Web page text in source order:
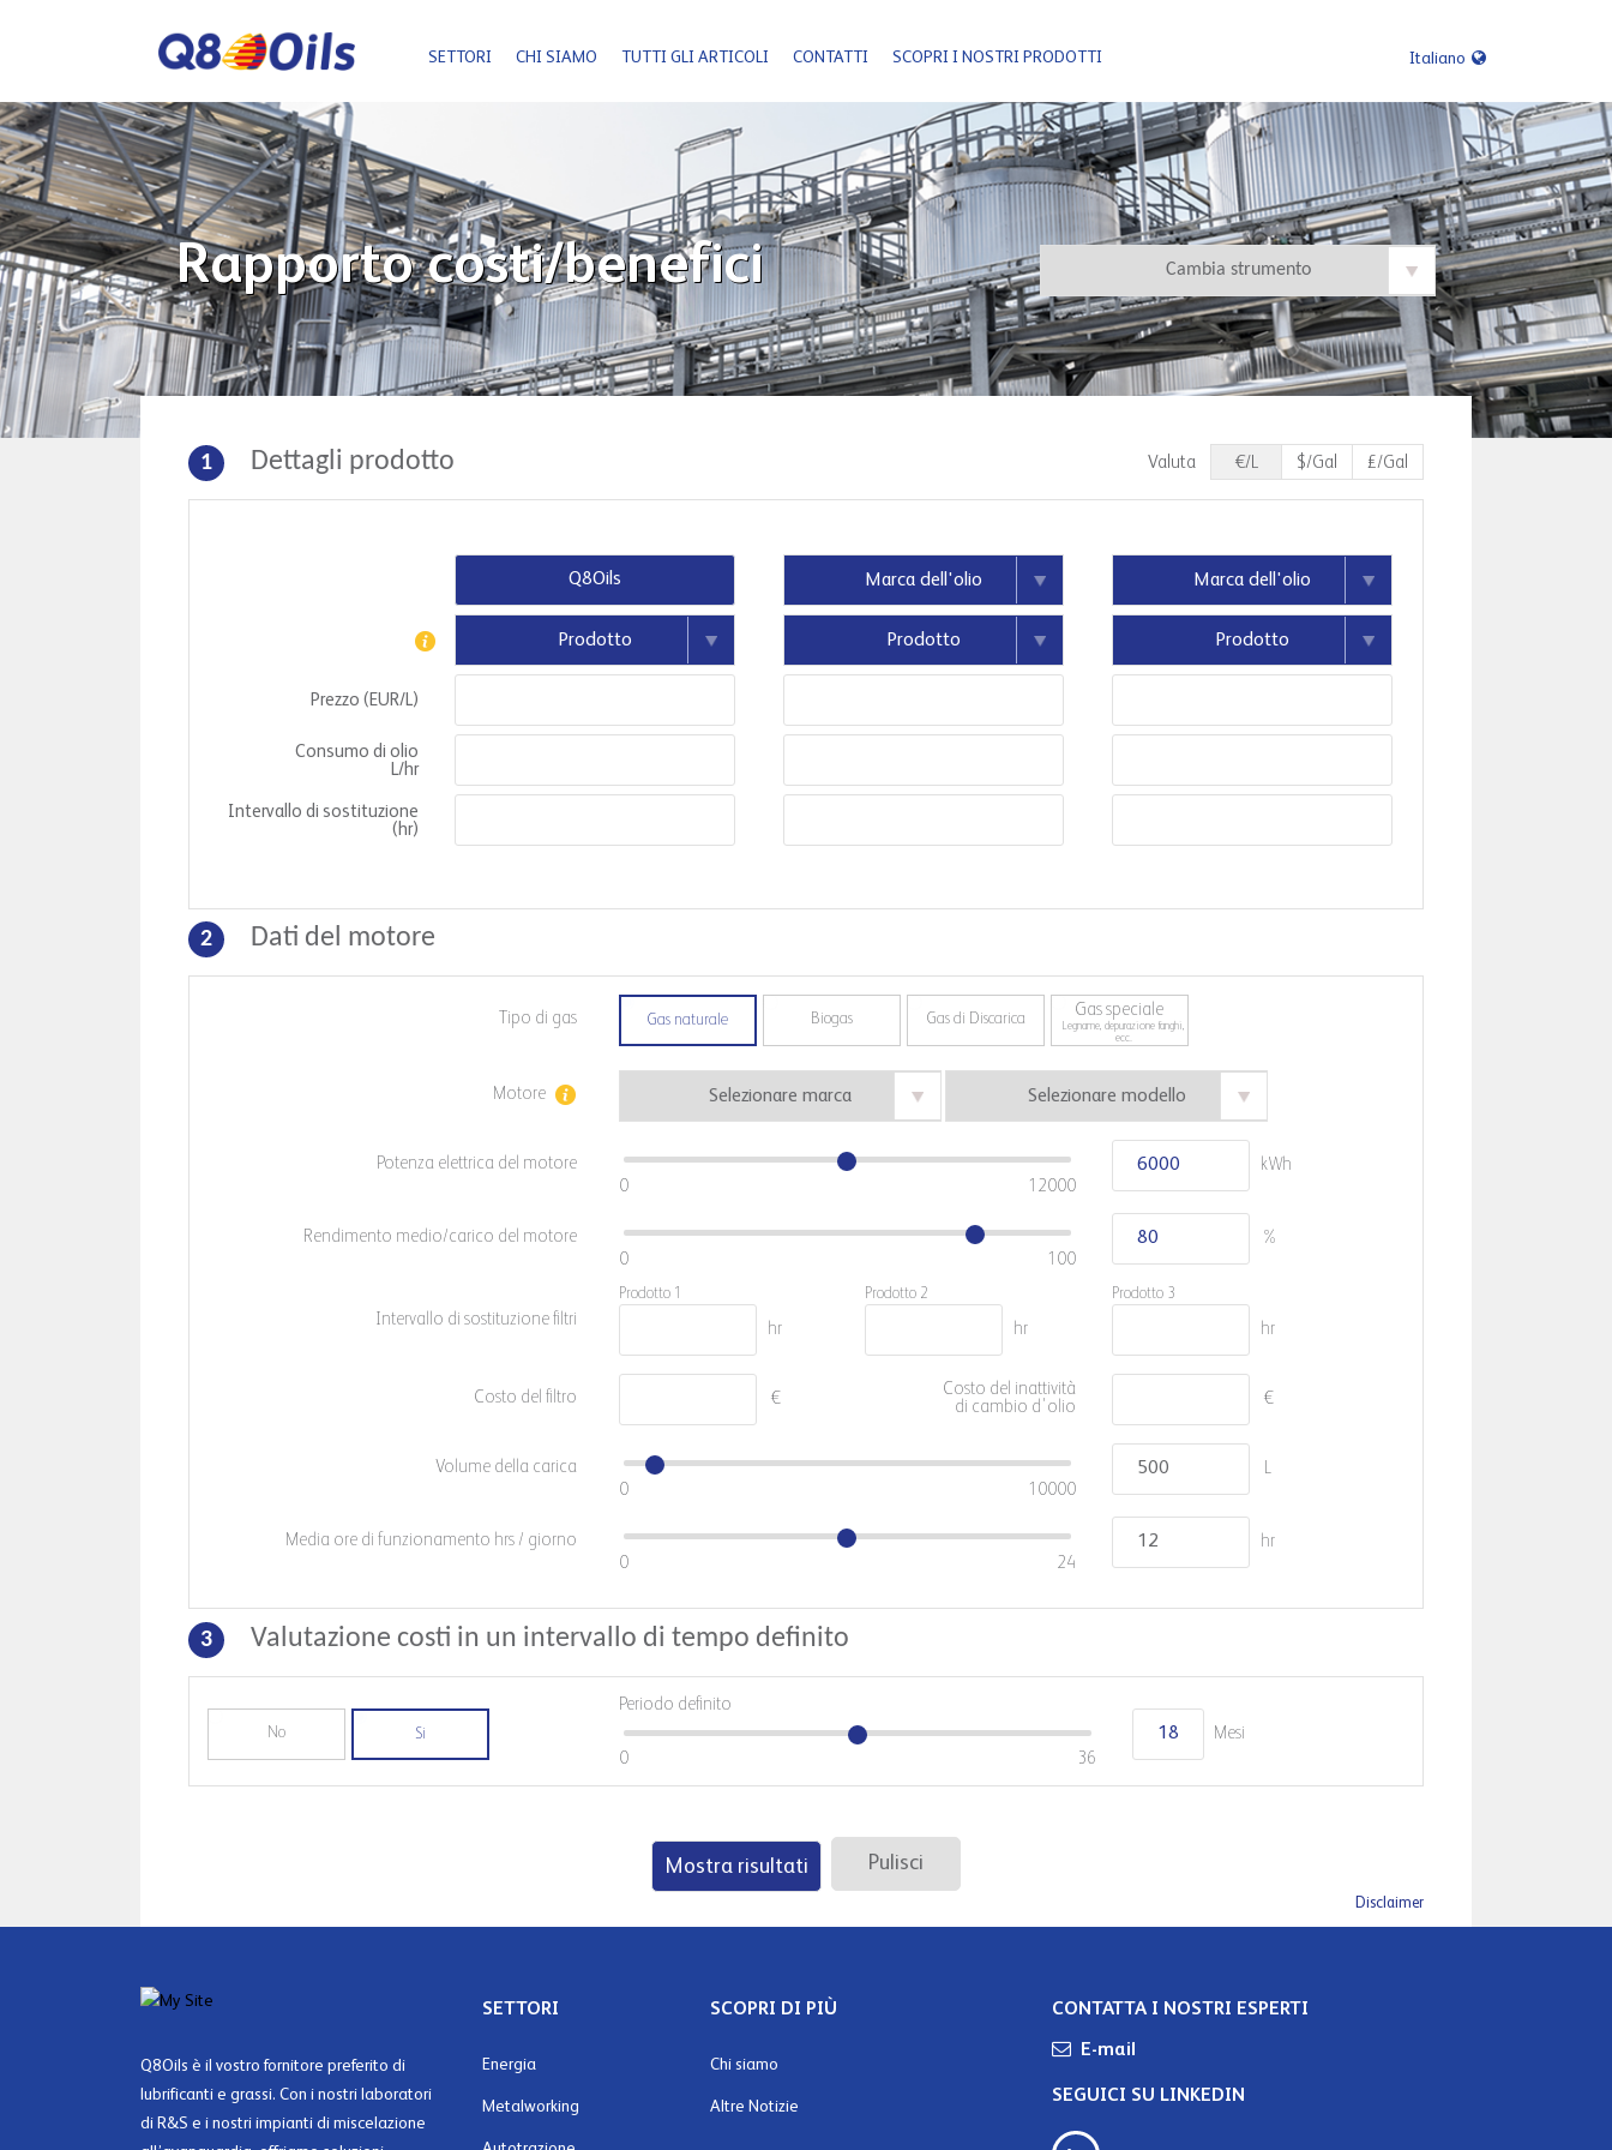
SETTORI CHI SIAMO TUTTI GLI ARTICOLI CONTATTI SCOPRI I NOSTRI PRODOTTI Italiano
Rapporto costi/benefici
1 Dettagli prodotto Valuta €/L $/Gal £/Gal
Prezzo ( EUR/L)
Consumo di olio
L/hr
Intervallo di sostituzione
(hr)
2 Dati del motore
Tipo di gas Gas naturale Biogas Gas di Discarica Gas speciale
Legname, depurazione fanghi,
ecc.
Motore
Potenza elettrica del motore
0
12000
kWh
Rendimento medio/carico del motore
0
100
%
Intervallo di sostituzione filtri
Prodotto 1
hr
Prodotto 2
hr
Prodotto 3
hr
Costo del filtro €
Costo del inattività
di cambio d'olio
€
Volume della carica
0
10000
L
Media ore di funzionamento hrs / giorno
0
24
hr
3 Valutazione costi in un intervallo di tempo definito
No Si
Periodo definito
0 36
Mesi
Pulisci
Disclaimer
Q8Oils è il vostro fornitore preferito di
lubrificanti e grassi. Con i nostri laboratori
di R&S e i nostri impianti di miscelazione
SETTORI
Energia
Metalworking
SCOPRI DI PIÙ
Chi siamo
Altre Notizie
CONTATTA I NOSTRI ESPERTI
E-mail
SEGUICI SU LINKEDIN